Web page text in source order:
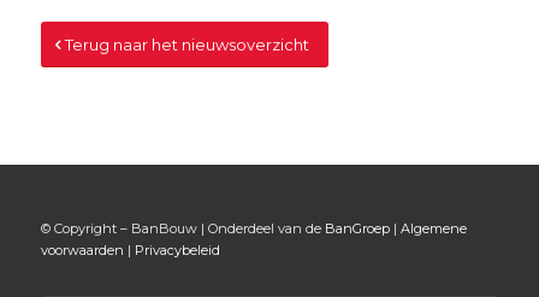
Terug naar het nieuwsoverzicht
© Copyright – BanBouw | Onderdeel van de BanGroep| Algemene
voorwaarden | Privacybeleid